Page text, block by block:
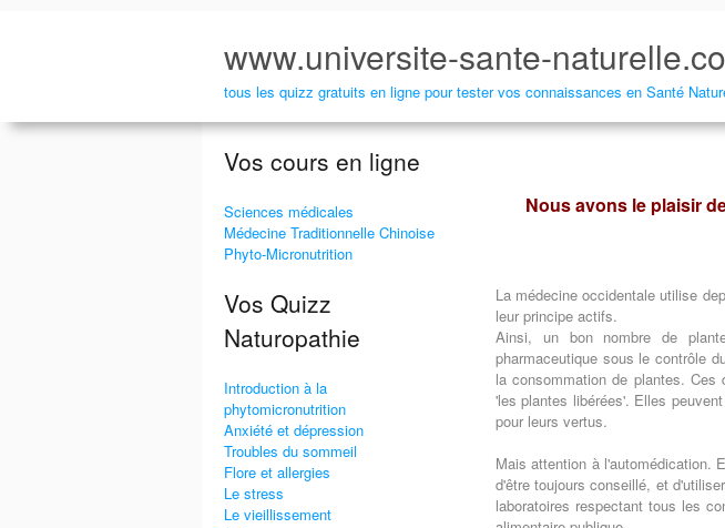
www.universite-sante-
tous les quizz gratuits en ligne pour tester vos connaissances en Santé
Vos cours en ligne
Sciences médicales
Médecine Traditionnelle Chinoise
Phyto-Micronutrition
Vos Quizz
Naturopathie
Introduction à la
phytomicronutrition
Anxiété et dépression
Troubles du sommeil
Flore et allergies
Le stress
Le vieillissement
Nous avons le plaisir
La médecine occidentale utilise
leur principe actifs.
Ainsi, un bon nombre de
pharmaceutique sous le contrôle
la consommation de plantes.
'les plantes libérées'. Elles
pour leurs vertus.
Mais attention à l'automédication.
d'être toujours conseillé, et
laboratoires respectant tous les